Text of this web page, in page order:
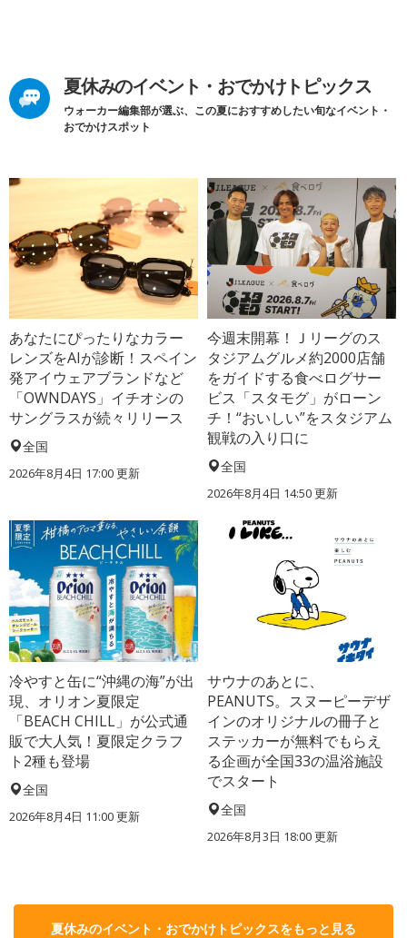
夏休みのイベント・おでかけトピックス
ウォーカー編集部が選ぶ、この夏におすすめしたい旬なイベント・
おでかけスポット
あなたにぴったりなカラー
レンズをAIが診断！スペイン
発アイウェアブランドなど
「OWNDAYS」イチオシの
サングラスが続々リリース
全国
2026年8月4日 17:00更新
今週末開幕！Ｊリーグのス
タジアムグルメ約2000店舗
をガイドする食べログサー
ビス「スタモグ」がローン
チ！“おいしい”をスタジアム
観戦の入り口に
全国
2026年8月4日 14:50更新
冷やすと缶に“沖縄の海”が出
現、オリオン夏限定
「BEACH CHILL」が公式通
販で大人気！夏限定クラフ
ト2種も登場
全国
2026年8月4日 11:00更新
サウナのあとに、
PEANUTS。スヌーピーデザ
インのオリジナルの冊子と
ステッカーが無料でもらえ
る企画が全国33の温浴施設
でスタート
全国
2026年8月3日 18:00更新
夏休みのイベント・おでかけトピックスをもっと見る